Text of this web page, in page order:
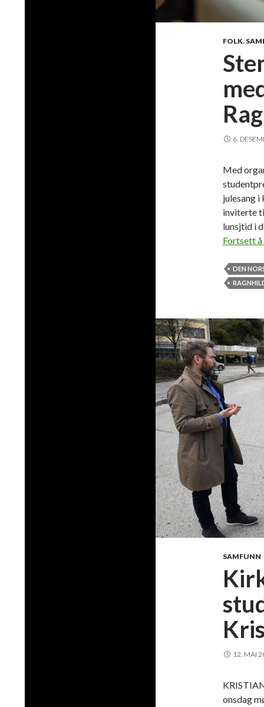
FOLK,
6.
Med
julesang i
inviterte
lunsjtid i
Fortsett å
DEN
SAMFUNN
12. MAI
onsdag